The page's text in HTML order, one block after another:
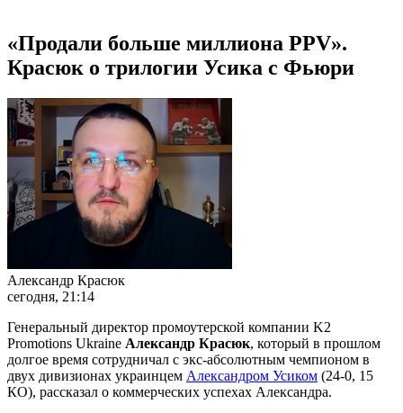
«Продали больше миллиона PPV».
Красюк о трилогии Усика с Фьюри
Александр Красюк
сегодня, 21:14
Генеральный директор промоутерской компании K2
Promotions Ukraine Александр Красюк, который в прошлом
долгое время сотрудничал с экс-абсолютным чемпионом в
двух дивизионах украинцем Александром Усиком (24-0, 15
КО), рассказал о коммерческих успехах Александра.